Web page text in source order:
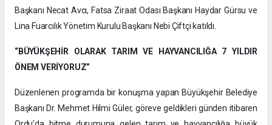
Başkanı Necat Avcı, Fatsa Ziraat Odası Başkanı Haydar Gürsu ve
Lina Fuarcılık Yönetim Kurulu Başkanı Nebi Çiftçi katıldı.
“BÜYÜKŞEHİR OLARAK TARIM VE HAYVANCILIĞA 7 YILDIR
ÖNEM VERİYORUZ”
Düzenlenen programda bir konuşma yapan Büyükşehir Belediye
Başkanı Dr. Mehmet Hilmi Güler, göreve geldikleri günden itibaren